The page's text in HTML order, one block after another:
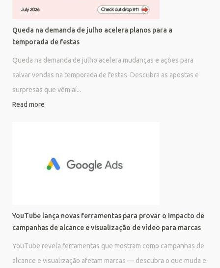
Queda na demanda de julho acelera planos para a
temporada de festas
Queda na demanda de julho acelera mudanças e ações para
salvar vendas na temporada de festas. Descubra as apostas e
surpresas que vêm aí...
Read more
YouTube lança novas ferramentas para provar o impacto de
campanhas de alcance e visualização de vídeo para marcas
YouTube revela ferramentas que mostram como campanhas de
alcance e visualização afetam marcas — descubra o que muda e